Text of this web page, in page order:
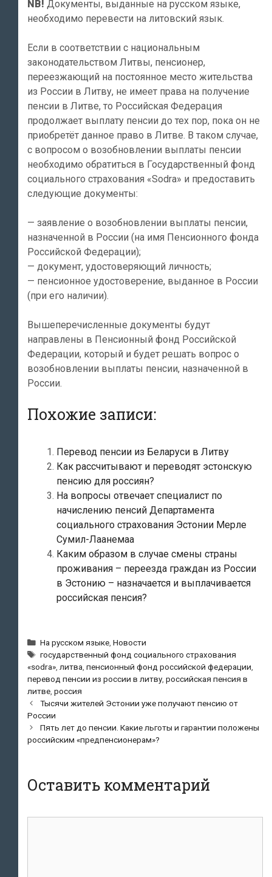
NB! Документы, выданные на русском языке,
необходимо перевести на литовский язык.
Если в соответствии с национальным
законодательством Литвы, пенсионер,
переезжающий на постоянное место жительства
из России в Литву, не имеет права на получение
пенсии в Литве, то Российская Федерация
продолжает выплату пенсии до тех пор, пока он не
приобретёт данное право в Литве. В таком случае,
с вопросом о возобновлении выплаты пенсии
необходимо обратиться в Государственный фонд
социального страхования «Sodra» и предоставить
следующие документы:
— заявление о возобновлении выплаты пенсии,
назначенной в России (на имя Пенсионного фонда
Российской Федерации);
— документ, удостоверяющий личность;
— пенсионное удостоверение, выданное в России
(при его наличии).
Вышеперечисленные документы будут
направлены в Пенсионный фонд Российской
Федерации, который и будет решать вопрос о
возобновлении выплаты пенсии, назначенной в
России.
Похожие записи:
Перевод пенсии из Беларуси в Литву
Как рассчитывают и переводят эстонскую
пенсию для россиян?
На вопросы отвечает специалист по
начислению пенсий Департамента
социального страхования Эстонии Мерле
Сумил-Лаанемаа
Каким образом в случае смены страны
проживания – переезда граждан из России
в Эстонию – назначается и выплачивается
российская пенсия?
Рубрики
На русском языке ,Новости
Метки
государственный фонд социального страхования
«sodra» литва пенсионный фонд российской федерации
перевод пенсии из россии в литву российская пенсия в
литве россия
Навигация
по
записям
Тысячи жителей Эстонии уже получают пенсию от
России
Пять лет до пенсии. Какие льготы и гарантии положены
российским «предпенсионерам»?
Оставить комментарий